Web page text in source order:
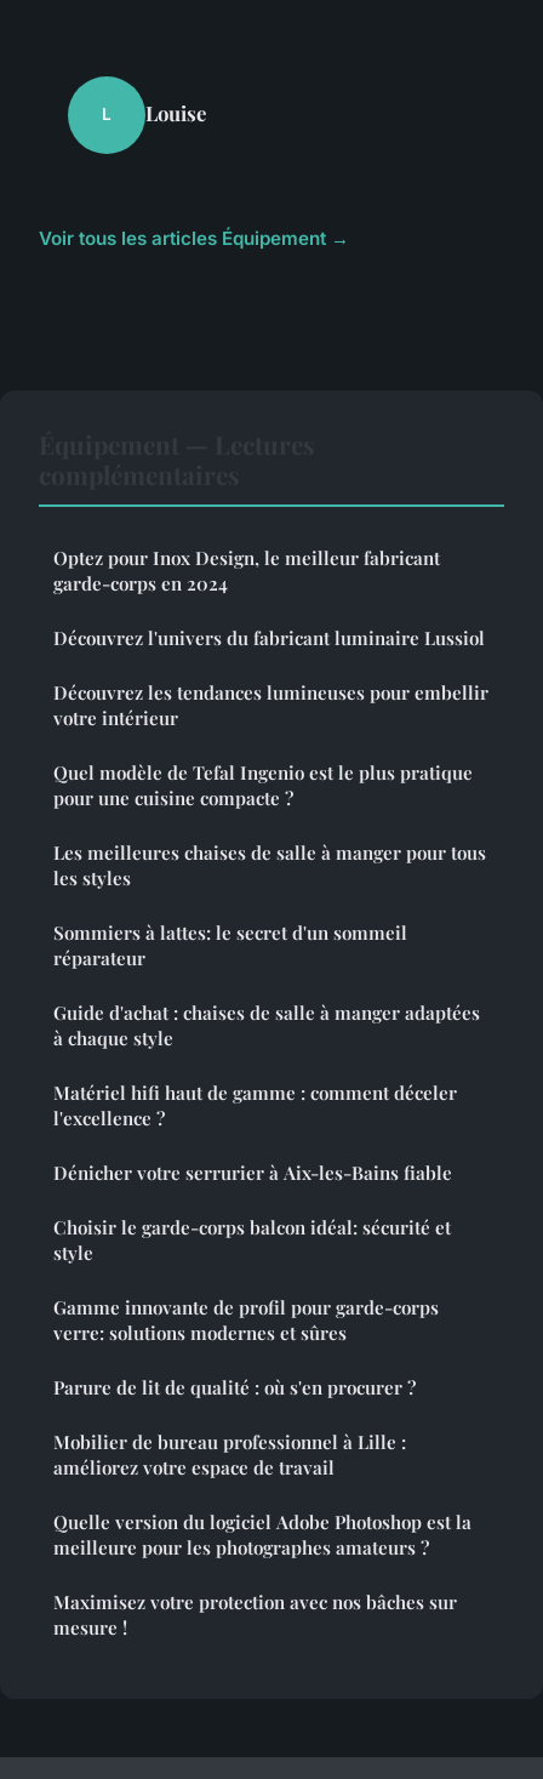
L Louise
Voir tous les articles Équipement →
Optez pour Inox Design, le meilleur fabricant
garde-corps en 2024
Découvrez l'univers du fabricant luminaire Lussiol
Découvrez les tendances lumineuses pour embellir
votre intérieur
Quel modèle de Tefal Ingenio est le plus pratique
pour une cuisine compacte ?
Les meilleures chaises de salle à manger pour tous
les styles
Sommiers à lattes: le secret d'un sommeil
réparateur
Guide d'achat : chaises de salle à manger adaptées
à chaque style
Matériel hifi haut de gamme : comment déceler
l'excellence ?
Dénicher votre serrurier à Aix-les-Bains fiable
Choisir le garde-corps balcon idéal: sécurité et
style
Gamme innovante de profil pour garde-corps
verre: solutions modernes et sûres
Parure de lit de qualité : où s'en procurer ?
Mobilier de bureau professionnel à Lille :
améliorez votre espace de travail
Quelle version du logiciel Adobe Photoshop est la
meilleure pour les photographes amateurs ?
Maximisez votre protection avec nos bâches sur
mesure !